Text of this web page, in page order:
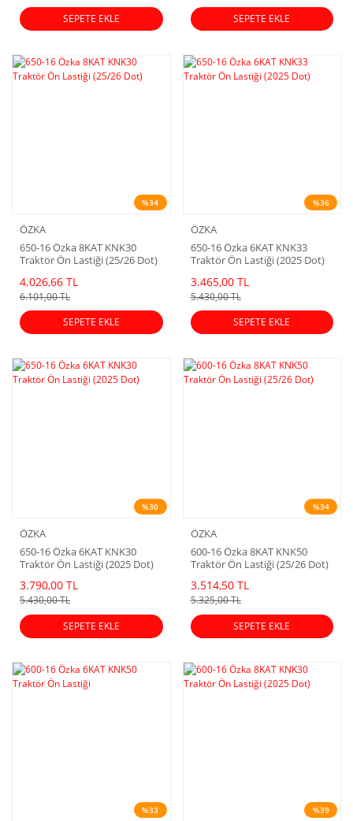
SEPETE EKLE
SEPETE EKLE
%34
ÖZKA
650-16 Özka 8KAT KNK30
Traktör Ön Lastiği (25/26 Dot)
4.026,66 TL
6.101,00 TL
SEPETE EKLE
%36
ÖZKA
650-16 Özka 6KAT KNK33
Traktör Ön Lastiği (2025 Dot)
3.465,00 TL
5.430,00 TL
SEPETE EKLE
%30
ÖZKA
650-16 Özka 6KAT KNK30
Traktör Ön Lastiği (2025 Dot)
3.790,00 TL
5.430,00 TL
SEPETE EKLE
%34
ÖZKA
600-16 Özka 8KAT KNK50
Traktör Ön Lastiği (25/26 Dot)
3.514,50 TL
5.325,00 TL
SEPETE EKLE
%33 %39